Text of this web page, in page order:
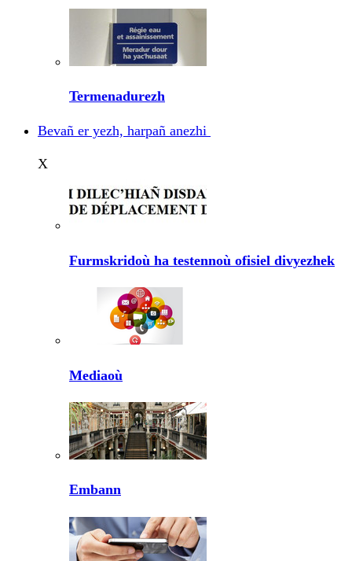
Termenadurezh
Bevañ er yezh, harpañ anezhi
X
Furmskridoù ha testennoù ofisiel divyezhek
Mediaoù
Embann